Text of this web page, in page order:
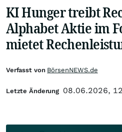
KI Hunger treibt
Alphabet Aktie im
mietet
Verfasst von BörsenNEWS.de
Letzte Änderung 08.06.2026,